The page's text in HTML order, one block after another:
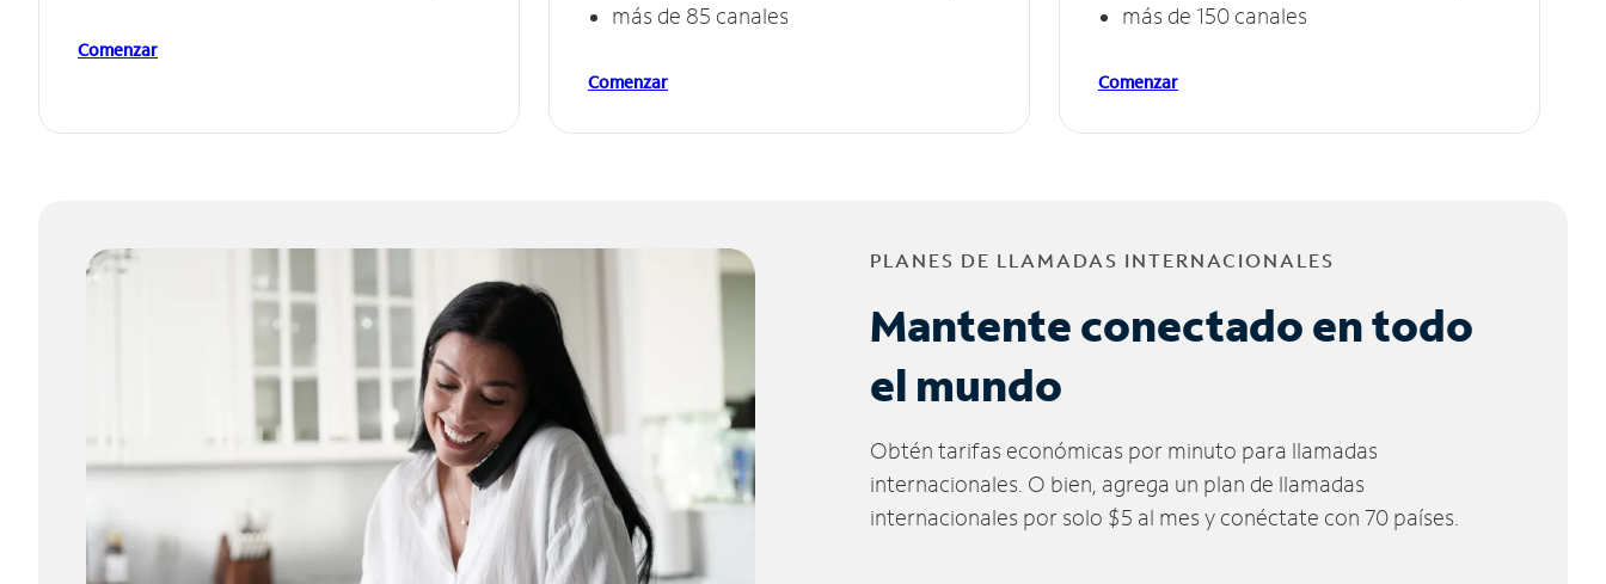
Comenzar
más de 85 canales
Comenzar
más de 150 canales
Comenzar
PLANES DE LLAMADAS INTERNACIONALES
Mantente conectado en todo
el mundo
Obtén tarifas económicas por minuto para llamadas
internacionales. O bien, agrega un plan de llamadas
internacionales por solo $5 al mes y conéctate con 70 países.